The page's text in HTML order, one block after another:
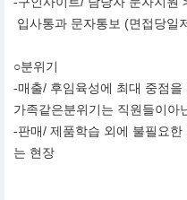
입사통과 문자통보 (면접당일
○분위기
-매출/ 후임육성에 최대 중점을
가족같은분위기는 직원들이아
-판매/ 제품학습 외에 불필요
는 현장